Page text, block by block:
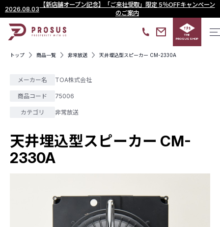
2026.08.03
【新店舗オープン記念】「ご来社受取」限定 5％OFFキャンペーン
のご案内
THE
PROSUS SHOP
トップ 商品一覧 非常放送 天井埋込型スピーカー CM-2330A
メーカー名 TOA株式会社
商品コード 75006
カテゴリ 非常放送
天井埋込型スピーカー CM-
2330A